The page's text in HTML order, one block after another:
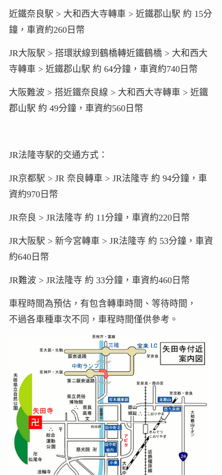
近鐵奈良駅 > 大和西大寺轉車 > 近鐵郡山駅 約 15分
鐘，車資約260日幣
JR大阪駅 > 搭環狀線到鶴橋轉近鐵鶴橋 > 大和西大
寺轉車 > 近鐵郡山駅 約 64分鐘，車資約740日幣
大阪難波 > 搭近鐵奈良線 > 大和西大寺轉車 > 近鐵
郡山駅 約 49分鐘，車資約560日幣
JR法隆寺駅的交通方式：
JR京都駅 > JR 奈良轉車 > JR法隆寺 約 94分鐘，車
資約970日幣
JR奈良 > JR法隆寺 約 11分鐘，車資約220日幣
JR大阪駅 > 新今宮轉車 > JR法隆寺 約 53分鐘，車資
約640日幣
JR難波 > JR法隆寺 約 33分鐘，車資約460日幣
車程時間為預估，有包含轉車時間、等待時間，
不過各車種車次不同，車程時間僅供參考。